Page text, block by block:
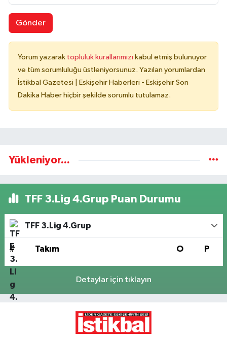
Gönder
Yorum yazarak topluluk kurallarımızı kabul etmiş bulunuyor
ve tüm sorumluluğu üstleniyorsunuz. Yazılan yorumlardan
İstikbal Gazetesi | Eskişehir Haberleri - Eskişehir Son
Dakika Haber hiçbir şekilde sorumlu tutulamaz.
Yükleniyor...
TFF 3.Lig 4.Grup Puan Durumu
TFF 3.Lig 4.Grup
# Takım O P
Detaylar için tıklayın